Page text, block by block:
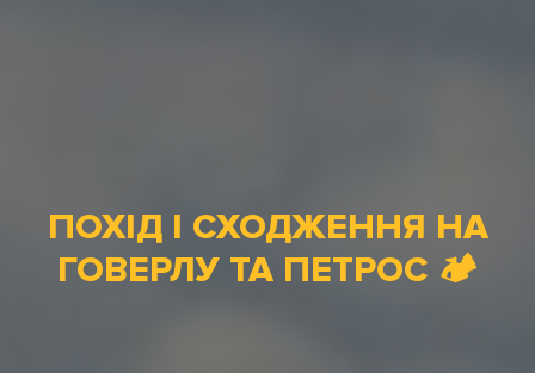
ПОХІД І СХОДЖЕННЯ НА
ГОВЕРЛУ ТА ПЕТРОС 🏕